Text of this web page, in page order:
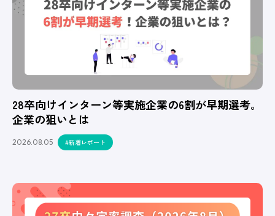
28卒向けインターン等実施企業の6割が早期選考。
企業の狙いとは
2026.08.05 #新着レポート